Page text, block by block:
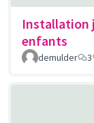
Installation
enfants
demulder 3